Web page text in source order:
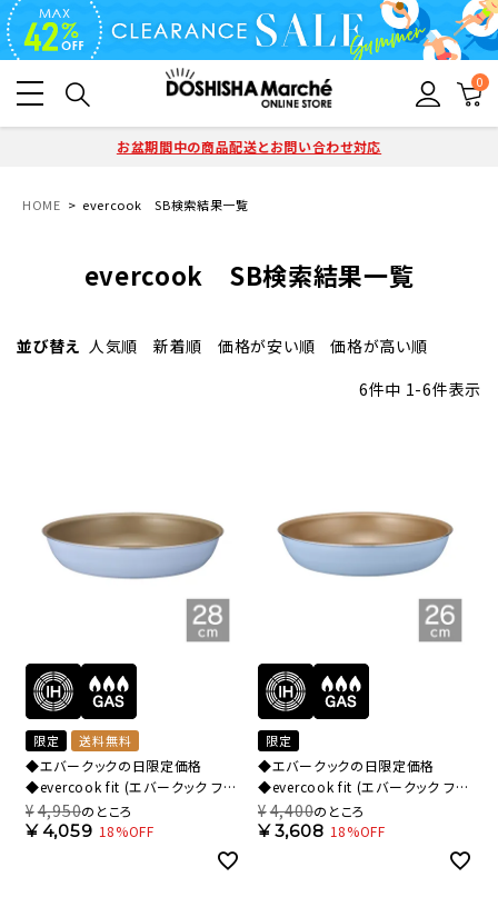
0
お盆期間中の商品配送とお問い合わせ対応
HOME evercook SB検索結果一覧
evercook SB検索結果一覧
並び替え 人気順 新着順 価格が安い順
価格が高い順
6件中 1-6件表示
限定 送料無料
◆エバークックの日限定価格
◆evercook fit (エバークック フィ
ット) 【限定色】 IH対応 フライパン
28cm スモーキーブルー
¥4,950のところ
¥4,059 18%OFF
限定
◆エバークックの日限定価格
◆evercook fit (エバークック フィ
ット) 【限定色】 IH対応 フライパン
26cm スモーキーブルー
¥4,400のところ
¥3,608 18%OFF